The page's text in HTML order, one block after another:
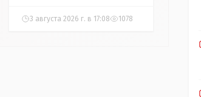
3 августа 2026 г. в 17:08 1078